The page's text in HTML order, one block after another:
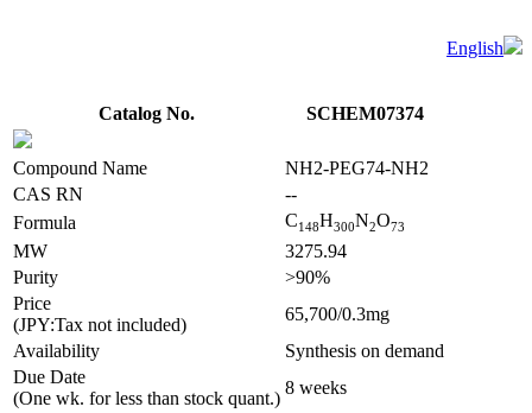
English
Catalog No. SCHEM07374
Compound Name
NH2-PEG74-NH2
CAS RN
--
Formula
C148H300N2O73
MW
3275.94
Purity
>90%
Price
(JPY:Tax not included)
65,700/0.3mg
Availability
Synthesis on demand
Due Date
(One wk. for less than stock quant.)
8 weeks